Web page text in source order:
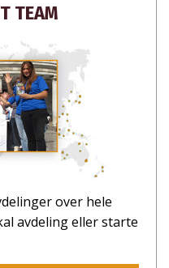
TEAM
over hele
avdeling eller starte